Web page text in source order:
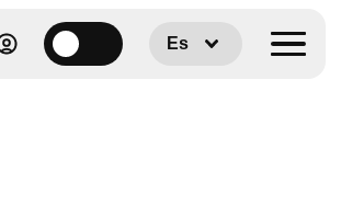
Es